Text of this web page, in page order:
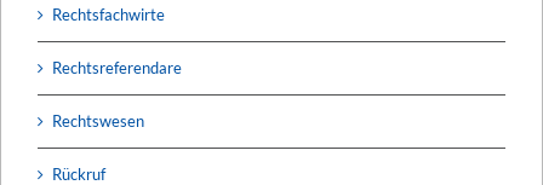
Rechtsfachwirte
Rechtsreferendare
Rechtswesen
Rückruf